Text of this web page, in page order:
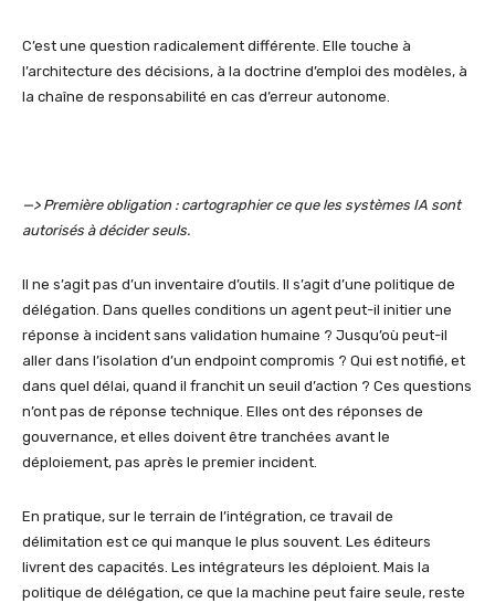
C’est une question radicalement différente. Elle touche à
l’architecture des décisions, à la doctrine d’emploi des modèles, à
la chaîne de responsabilité en cas d’erreur autonome.
—> Première obligation : cartographier ce que les systèmes IA sont
autorisés à décider seuls.
Il ne s’agit pas d’un inventaire d’outils. Il s’agit d’une politique de
délégation. Dans quelles conditions un agent peut-il initier une
réponse à incident sans validation humaine ? Jusqu’où peut-il
aller dans l’isolation d’un endpoint compromis ? Qui est notifié, et
dans quel délai, quand il franchit un seuil d’action ? Ces questions
n’ont pas de réponse technique. Elles ont des réponses de
gouvernance, et elles doivent être tranchées avant le
déploiement, pas après le premier incident.
En pratique, sur le terrain de l’intégration, ce travail de
délimitation est ce qui manque le plus souvent. Les éditeurs
livrent des capacités. Les intégrateurs les déploient. Mais la
politique de délégation, ce que la machine peut faire seule, reste